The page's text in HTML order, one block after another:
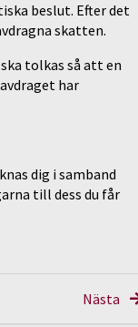
beslut. Efter det
skatten.
tolkas så att en
har
dig i samband
till dess du får
Nästa